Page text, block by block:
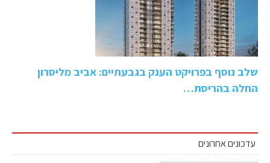
שלב נוסף בפרויקט הענק בגבעתיים: אביב מליסרון
החלה בהריסת…
עדכונים אחרונים